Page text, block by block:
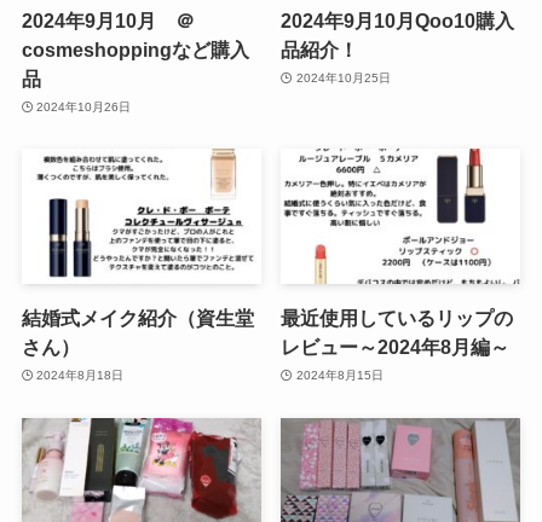
2024年9月10月 ＠
cosmeshoppingなど購入
品
2024年10月26日
2024年9月10月Qoo10購入
品紹介！
2024年10月25日
結婚式メイク紹介（資生堂
さん）
2024年8月18日
最近使用しているリップの
レビュー～2024年8月編～
2024年8月15日